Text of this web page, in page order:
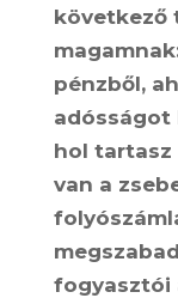
következő
pénzből,
adósságot
hol tartasz
van a
fogyasztói